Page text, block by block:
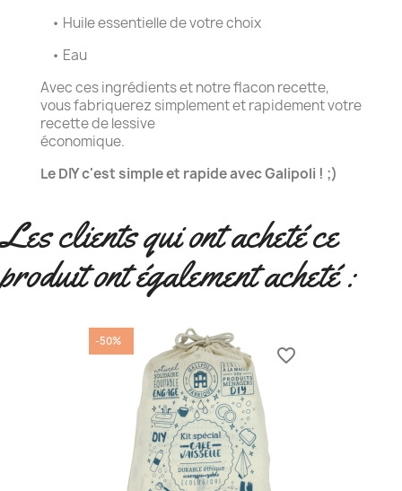
• Huile essentielle de votre choix
• Eau
Avec ces ingrédients et notre flacon recette,
vous fabriquerez simplement et rapidement votre
recette de lessive
économique.
Le DIY c'est simple et rapide avec Galipoli ! ;)
Les clients qui ont acheté ce
produit ont également acheté :
-50%
favorite_border